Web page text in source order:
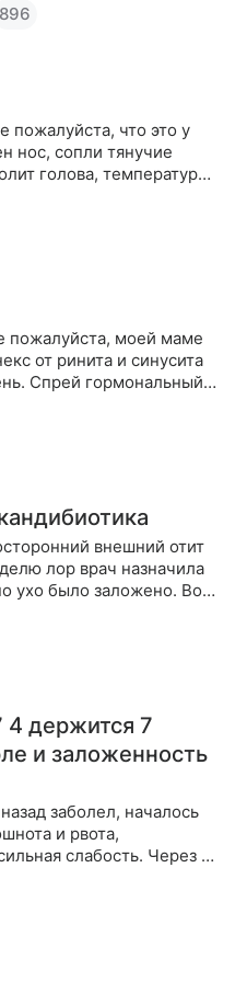
896
пожалуйста, что это у
нос, сопли тянучие
голова, температура
болят, в сне сопли
Были у разных лоров
пожалуйста, моей маме
от ринита и синусита
Спрей гормональный,
- у нее
гормоны при этом
внешний отит
лор врач назначила
ухо было заложено. Во
и терпимая боль. В
назначила
4 держится 7
заболел, началось
и рвота,
слабость. Через 1-
заложенность
при глотании слюны.